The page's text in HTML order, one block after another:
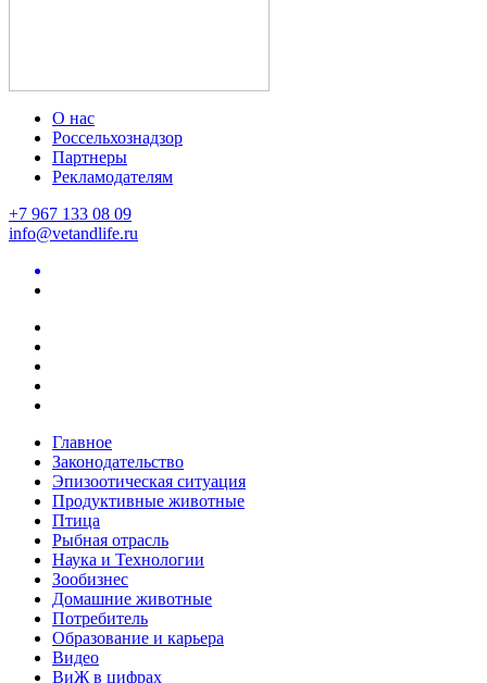
О нас
Россельхознадзор
Партнеры
Рекламодателям
+7 967 133 08 09
info@vetandlife.ru
Главное
Законодательство
Эпизоотическая ситуация
Продуктивные животные
Птица
Рыбная отрасль
Наука и Технологии
Зообизнес
Домашние животные
Потребитель
Образование и карьера
Видео
ВиЖ в цифрах